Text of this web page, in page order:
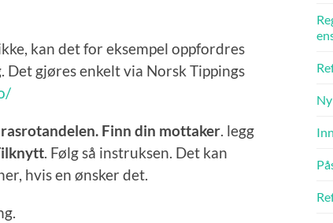
kan det for eksempel oppfordres
gjøres enkelt via Norsk Tippings
Finn din mottaker . legg
. Følg så instruksen. Det kan
hvis en ønsker det.